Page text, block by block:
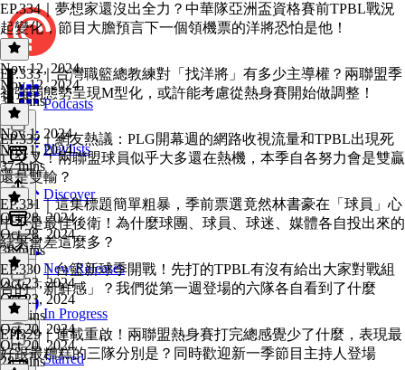
Podcasts
Playlists
Discover
New Releases
In Progress
Starred
EP.334｜夢想家還沒出全力？中華隊亞洲盃資格賽前TPBL戰況
起變化，節目大膽預言下一個領機票的洋將恐怕是他！
Nov 12, 2024
Nov 12, 2024
38 mins
EP.333｜台灣職籃總教練對「找洋將」有多少主導權？兩聯盟季
初強弱態勢呈現M型化，或許能考慮從熱身賽開始做調整！
Nov 1, 2024
Nov 1, 2024
37 mins
EP.332｜網友熱議：PLG開幕週的網路收視流量和TPBL出現死
亡交叉！兩聯盟球員似乎大多還在熱機，本季自各努力會是雙贏
還是雙輸？
Oct 28, 2024
Oct 28, 2024
38 mins
EP.331｜這集標題簡單粗暴，季前票選竟然林書豪在「球員」心
中不是最佳後衛！為什麼球團、球員、球迷、媒體各自投出來的
結果會差這麼多？
Oct 23, 2024
Oct 23, 2024
33 mins
EP.330｜台籃新球季開戰！先打的TPBL有沒有給出大家對戰組
合的「新鮮感」？我們從第一週登場的六隊各自看到了什麼
Oct 20, 2024
Oct 20, 2024
28 mins
EP.329｜連載重啟！兩聯盟熱身賽打完總感覺少了什麼，表現最
好跟最糟糕的三隊分別是？同時歡迎新一季節目主持人登場